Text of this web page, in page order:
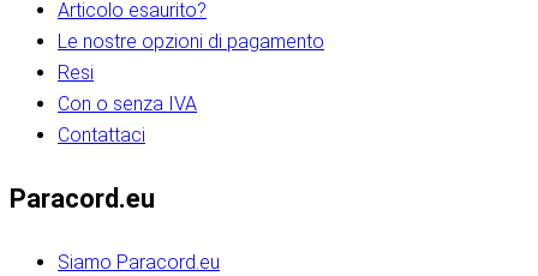
Articolo esaurito?
Le nostre opzioni di pagamento
Resi
Con o senza IVA
Contattaci
Paracord.eu
Siamo Paracord.eu